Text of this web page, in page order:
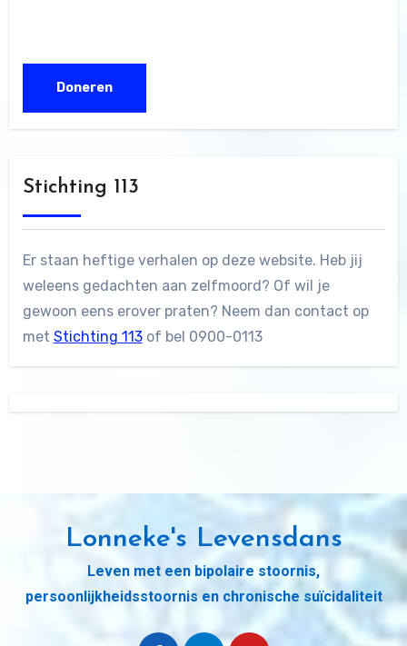
Stichting 113
Er staan heftige verhalen op deze website. Heb jij
weleens gedachten aan zelfmoord? Of wil je
gewoon eens erover praten? Neem dan contact op
met Stichting 113of bel 0900-0113
Lonneke's Levensdans
Leven met een bipolaire stoornis,
persoonlijkheidsstoornis en chronische suïcidaliteit